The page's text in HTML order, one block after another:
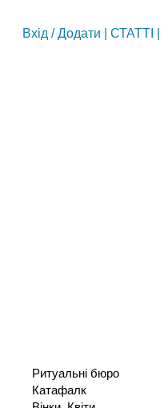
Вхід /Додати СТАТТІ
Ритуальні бюро
Катафалк